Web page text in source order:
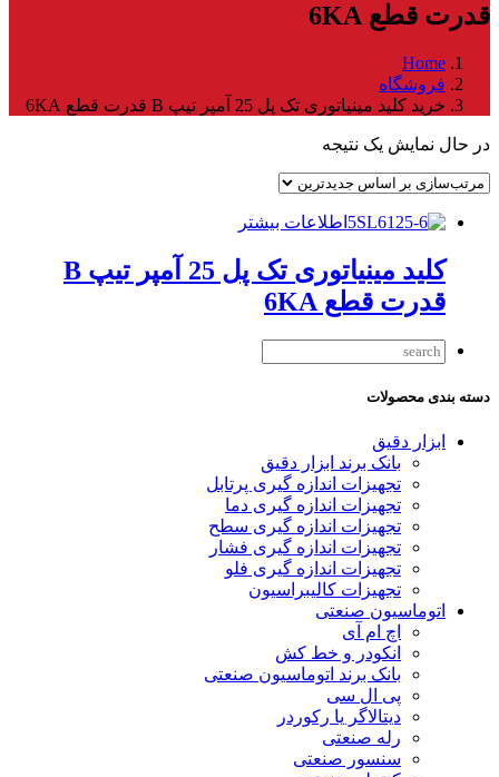
قدرت قطع 6KA
Home
فروشگاه
خرید کلید مینیاتوری تک پل 25 آمپر تیپ B قدرت قطع 6KA
در حال نمایش یک نتیجه
اطلاعات بیشتر
کلید مینیاتوری تک پل 25 آمپر تیپ B
قدرت قطع 6KA
دسته بندی محصولات
ابزار دقیق
بانک برند ابزار دقیق
تجهیزات اندازه گیری پرتابل
تجهیزات اندازه گیری دما
تجهیزات اندازه گیری سطح
تجهیزات اندازه گیری فشار
تجهیزات اندازه گیری فلو
تجهیزات کالیبراسیون
اتوماسیون صنعتی
اچ ام آی
انکودر و خط کش
بانک برند اتوماسیون صنعتی
پی ال سی
دیتالاگر یا رکوردر
رله صنعتی
سنسور صنعتی